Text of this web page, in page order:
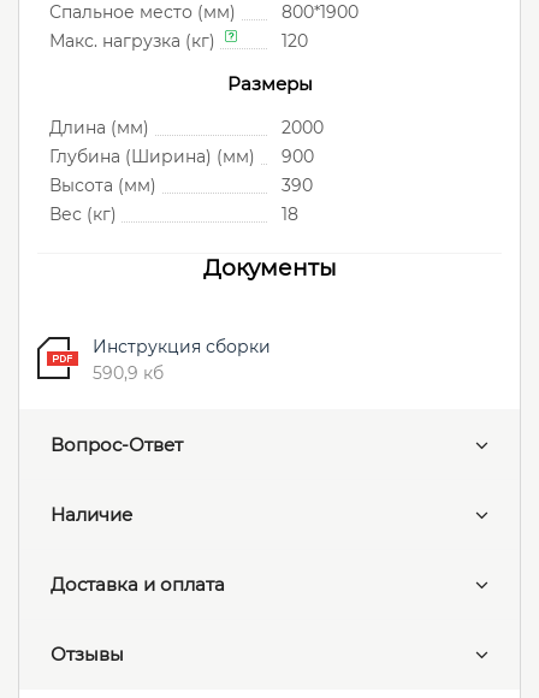
Спальное место (мм)
800*1900
Макс. нагрузка (кг)
120
Размеры
Длина (мм)
2000
Глубина (Ширина) (мм)
900
Высота (мм)
390
Вес (кг)
18
Документы
Инструкция сборки
590,9 кб
Вопрос-Ответ
Наличие
Доставка и оплата
Отзывы